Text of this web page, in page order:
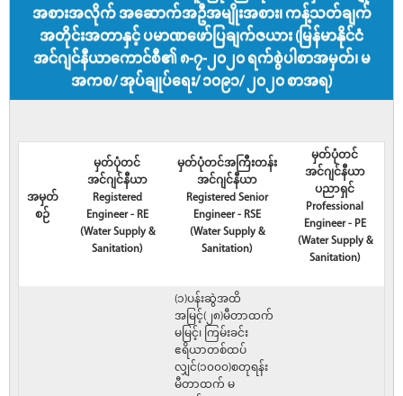
အစားအလိုက် အဆောက်အဦအမျိုးအစား၊ ကန့်သတ်ချက်
အတိုင်းအတာနှင့် ပမာဏဖော်ပြချက်ဇယား (မြန်မာနိုင်ငံ
အင်ဂျင်နီယာကောင်စီ၏ ၈-၇-၂၀၂၀ ရက်စွဲပါစာအမှတ်၊ မ
အကစ/ အုပ်ချုပ်ရေး/ ၁၀၉၁/ ၂၀၂၀ စာအရ)
အမှတ်
စဉ်
မှတ်ပုံတင်
အင်ဂျင်နီယာ
Registered
Engineer - RE
(Water Supply &
Sanitation)
မှတ်ပုံတင်အကြီးတန်း
အင်ဂျင်နီယာ
Registered Senior
Engineer - RSE
(Water Supply &
Sanitation)
မှတ်ပုံတင်
အင်ဂျင်နီယာ
ပညာရှင်
Professional
Engineer - PE
(Water Supply &
Sanitation)
(၁)ပန်းဆွဲအထိ
အမြင့်(၂၈)မီတာထက်
မမြင့်၊ ကြမ်းခင်း
ဧရိယာတစ်ထပ်
လျှင်(၁၀၀၀)စတုရန်း
မီတာထက် မ